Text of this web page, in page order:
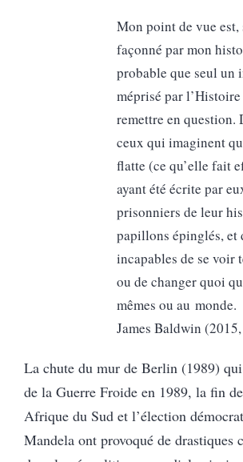
Mon point de vue est,
façonné par mon
probable que seul un
méprisé par
remettre en question.
ceux qui imaginent
flatte (ce qu’elle fait
ayant été écrite par
prisonniers de leur
papillons épinglés, et
incapables de se voir
ou de changer quoi
mêmes ou au monde.
James Baldwin
La chute du mur de Berlin (1989)
de la Guerre Froide en 1989, la fin
Afrique du Sud et l’élection
Mandela ont provoqué de drastiques